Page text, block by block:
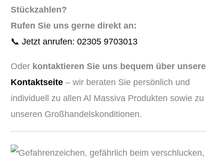
Stückzahlen?
Rufen Sie uns gerne direkt an:
📞 Jetzt anrufen: 02305 9703013
Oder kontaktieren Sie uns bequem über unsere
Kontaktseite – wir beraten Sie persönlich und
individuell zu allen Al Massiva Produkten sowie zu
unseren Großhandelskonditionen.